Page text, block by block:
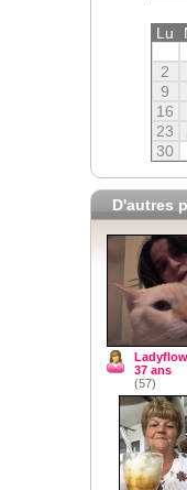
Lu
2
9
16
23
30
D'autres
37 ans
(57)